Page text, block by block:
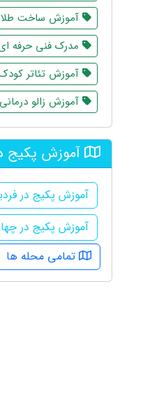
آموزش ساخت طلا
مدرک فنی حرفه
آموزش تئاتر
آموزش زالو درمانی
آموزش پکیج
آموزش پکیج در
آموزش پکیج در
تمامی محله ها